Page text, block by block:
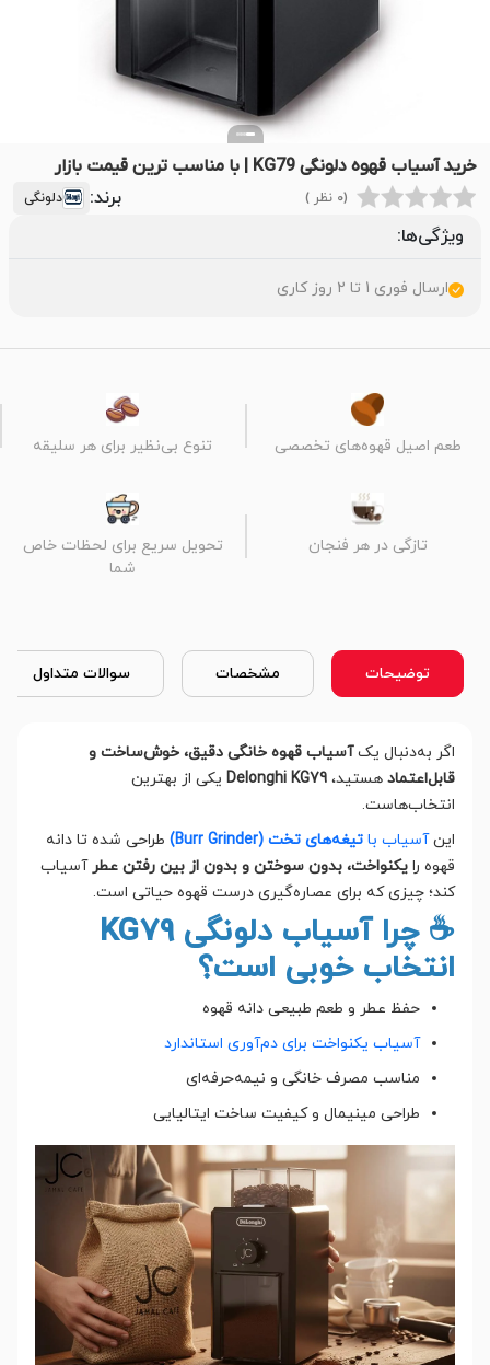
خرید آسیاب قهوه دلونگی KG79 | با مناسب ترین قیمت بازار
(0 نظر ) برند: دلونگی
ویژگی‌ها:
ارسال فوری 1 تا 2 روز کاری
طعم اصیل قهوه‌های تخصصی تنوع بی‌نظیر برای هر سلیقه
تازگی در هر فنجان
تحویل سریع برای لحظات خاص
شما
توضیحات مشخصات سوالات متداول
اگر به‌دنبال یکآسیاب قهوه خانگی دقیق، خوش‌ساخت و
قابل‌اعتماد هستید، Delonghi KG79 یکی از بهترین
انتخاب‌هاست.
اینآسیاب با تیغه‌های تخت (Burr Grinder)
طراحی شده تا دانه
قهوه را یکنواخت، بدون سوختن و بدون از بین رفتن عطرآسیاب
کند؛ چیزی که برای عصاره‌گیری درست قهوه حیاتی است.
☕ چرا آسیاب دلونگی KG79
انتخاب خوبی است؟
حفظ عطر و طعم طبیعی دانه قهوه
آسیاب یکنواخت برای دم‌آوری استاندارد
مناسب مصرف خانگی و نیمه‌حرفه‌ای
طراحی مینیمال و کیفیت ساخت ایتالیایی